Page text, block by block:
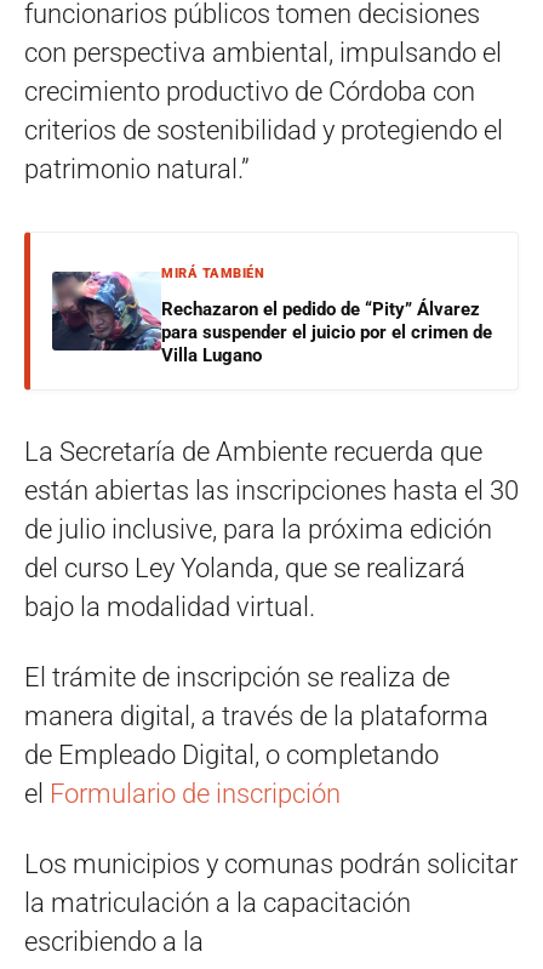
funcionarios públicos tomen decisiones
con perspectiva ambiental, impulsando el
crecimiento productivo de Córdoba con
criterios de sostenibilidad y protegiendo el
patrimonio natural.”
MIRÁ TAMBIÉN
Rechazaron el pedido de “Pity” Álvarez
para suspender el juicio por el crimen de
Villa Lugano
La Secretaría de Ambiente recuerda que
están abiertas las inscripciones hasta el 30
de julio inclusive, para la próxima edición
del curso Ley Yolanda, que se realizará
bajo la modalidad virtual.
El trámite de inscripción se realiza de
manera digital, a través de la plataforma
de Empleado Digital, o completando
el Formulario de inscripción
Los municipios y comunas podrán solicitar
la matriculación a la capacitación
escribiendo a la